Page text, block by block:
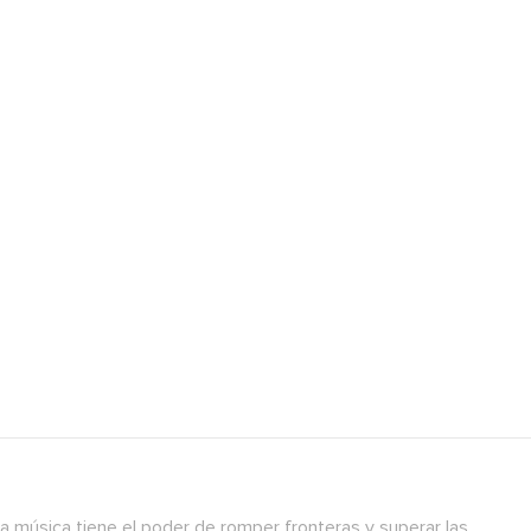
música tiene el poder de romper fronteras y superar las